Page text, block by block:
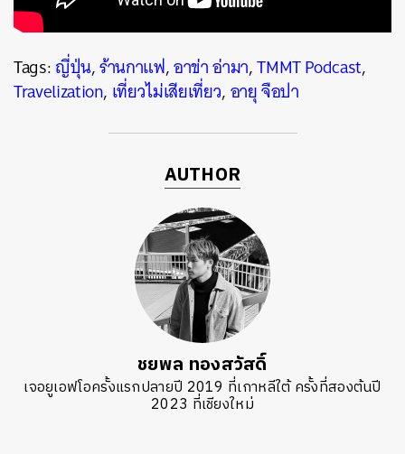
Tags:ญี่ปุ่น,ร้านกาแฟ,อาข่า อ่ามา,TMMT Podcast,
Travelization, เที่ยวไม่เสียเที่ยว,อายุ จือปา
AUTHOR
ชยพล ทองสวัสดิ์
เจอยูเอฟโอครั้งแรกปลายปี 2019 ที่เกาหลีใต้ ครั้งที่สองต้นปี
2023 ที่เชียงใหม่
SHARE TWEET LINE